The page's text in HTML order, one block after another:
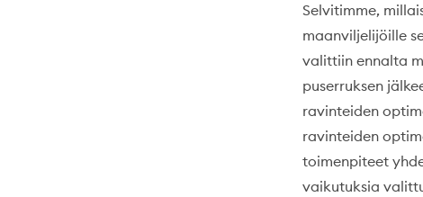
Selvitimme,
maanviljelijöille
valittiin ennalta
puserruksen
ravinteiden
ravinteiden
toimenpiteet
vaikutuksia